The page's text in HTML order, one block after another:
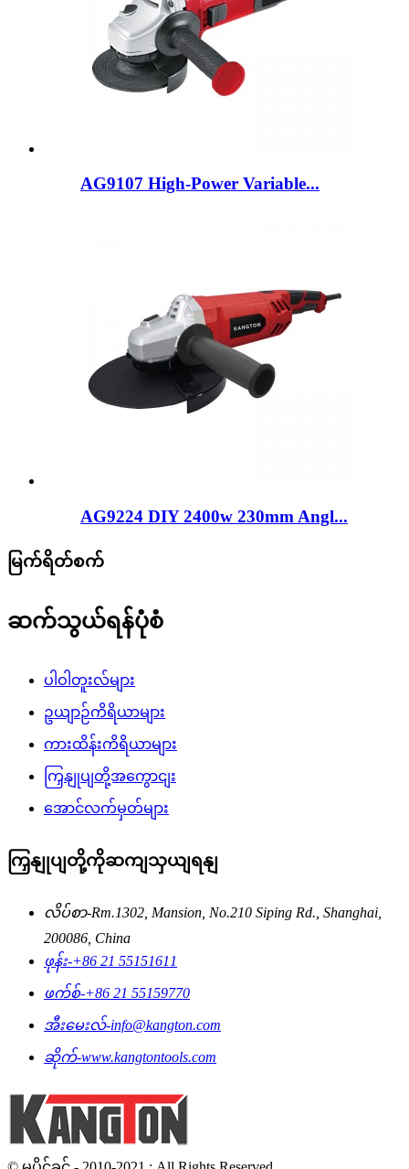
AG9107 High-Power Variable...
AG9224 DIY 2400w 230mm Angl...
မြက်ရိတ်စက်
ဆက်သွယ်ရန်ပုံစံ
ပါဝါတူးလ်များ
ဥယျာဉ်ကိရိယာများ
ကားထိန်းကိရိယာများ
ကြှနျုပျတို့အကွောငျး
အောင်လက်မှတ်များ
ကြှနျုပျတို့ကိုဆကျသှယျရနျ
လိပ်စာ-Rm.1302, Mansion, No.210 Siping Rd., Shanghai,
200086, China
ဖုန်း-+86 21 55151611
ဖက်စ်-+86 21 55159770
အီးမေးလ်-info@kangton.com
ဆိုက်-www.kangtontools.com